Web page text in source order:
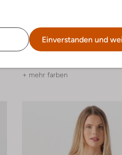
Einverstanden und
Notre-V
Top
+ mehr farben